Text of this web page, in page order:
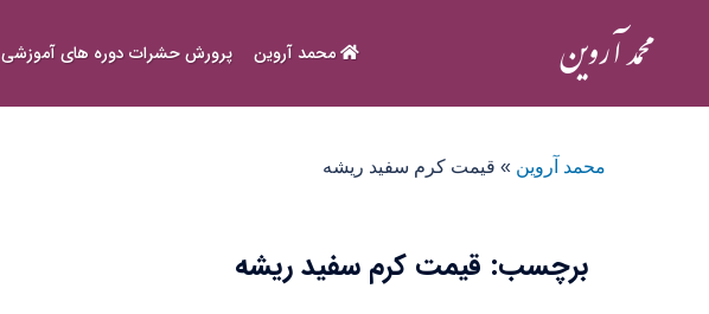
محمد آروین پرورش حشرات دوره های آموزشی
محمد آروین » قیمت کرم سفید ریشه
برچسب: قیمت کرم سفید ریشه